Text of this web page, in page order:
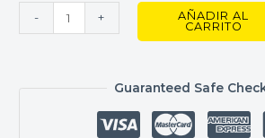
- +
AÑADIR AL
CARRITO
Guaranteed Safe